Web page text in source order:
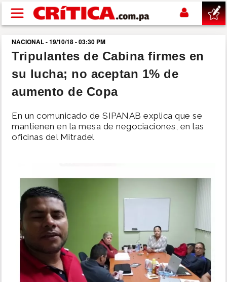
Pasar al contenido principal
buscar
SUCESOS
POLÍTICA
DEPORTES
MUNDO
MULTIMEDIA
NACIONAL - 19/10/18 - 03:30 PM
Tripulantes de Cabina firmes en
su lucha; no aceptan 1% de
aumento de Copa
En un comunicado de SIPANAB explica que se
mantienen en la mesa de negociaciones, en las
oficinas del Mitradel